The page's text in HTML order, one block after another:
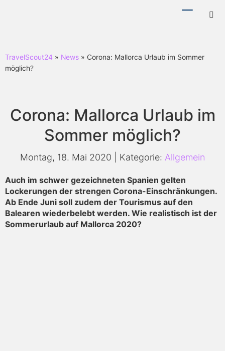
TravelScout24 » News » Corona: Mallorca Urlaub im Sommer
möglich?
Corona: Mallorca Urlaub im
Sommer möglich?
Montag, 18. Mai 2020 | Kategorie: Allgemein
Auch im schwer gezeichneten Spanien gelten
Lockerungen der strengen Corona-Einschränkungen.
Ab Ende Juni soll zudem der Tourismus auf den
Balearen wiederbelebt werden. Wie realistisch ist der
Sommerurlaub auf Mallorca 2020?